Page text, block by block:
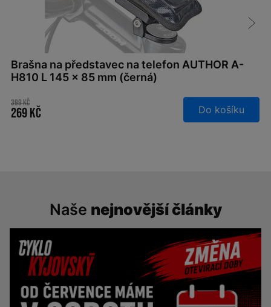
Brašna na představec na telefon AUTHOR A-
H810 L 145 x 85 mm (černá)
399 Kč
269 Kč Do košíku
Naše nejnovější články